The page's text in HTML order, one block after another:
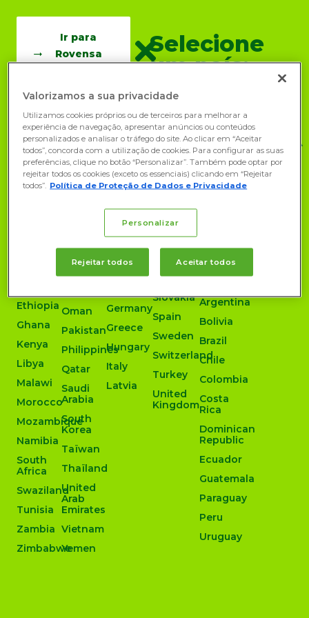
Selecione
um país:
Ir para
Rovensa
ÁFRICA
Algeria
Angola
Ethiopia
Ghana
Kenya
Libya
Malawi
Morocco
Mozambique
Namibia
South
Africa
Swaziland
Tunisia
Zambia
Zimbabwe
ÁSIA
China
India
Oman
Pakistan
Philippines
Qatar
Saudi
Arabia
South
Korea
Taïwan
Thaïland
United
Arab
Emirates
Vietnam
Yemen
OCEANIA
Australia
Nueva
Zelanda
EUROPA
Austria
Belgium
Czech
Denmark
Germany
Greece
Hungary
Italy
Latvia
Lithuania
Netherlands
Poland
Portugal
Romania
Serbia
Slovakia
Spain
Sweden
Switzerland
Turkey
United
Kingdom
AMÉRICA
DO
NORTE
Canada
E
CENTRAL
AMÉRICA
Argentina
Bolivia
Brazil
Chile
Colombia
Costa
Rica
Dominican
Republic
Ecuador
Guatemala
Paraguay
Peru
Uruguay
Valorizamos a sua privacidade
Utilizamos cookies próprios ou de terceiros para melhorar a
experiência de navegação, apresentar anúncios ou conteúdos
personalizados e analisar o tráfego do site. Ao clicar em “Aceitar
todos”, concorda com a utilização de cookies. Para configurar as suas
preferências, clique no botão “Personalizar”. Também pode optar por
rejeitar todos os cookies (exceto os essenciais) clicando em “Rejeitar
todos”. Política de Proteção de Dados e Privacidade
Personalizar
Rejeitar todos Aceitar todos